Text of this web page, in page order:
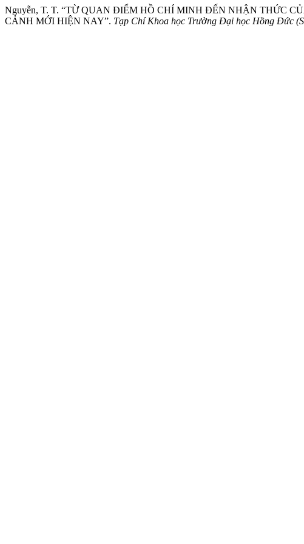
Nguyễn, T. T. “TỪ QUAN ĐIỂM HỒ CHÍ MINH ĐẾN NHẬN THỨC
CẢNH MỚI HIỆN NAY”. Tạp Chí Khoa học Trường Đại học Hồng Đức